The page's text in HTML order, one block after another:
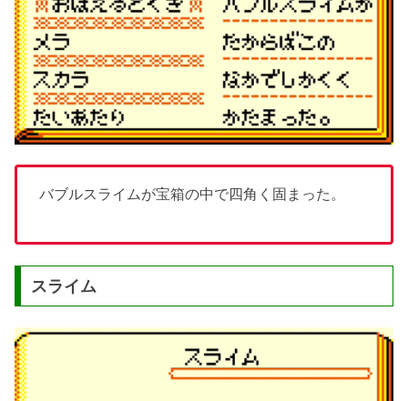
バブルスライムが宝箱の中で四角く固まった。
スライム